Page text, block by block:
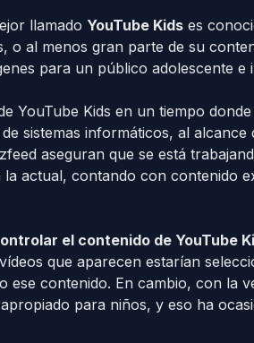
llamado YouTube Kidses
o al menos gran parte de su
para un público adolescente e
YouTube Kids en un tiempo
sistemas informáticos, al alcance
aseguran que se está
actual, contando con contenido
el contenido de YouTube
que aparecen estarían
ese contenido. En cambio, con la
para niños, y eso ha